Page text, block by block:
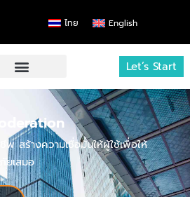
ไทย English
Let’s Start
สร้างความเชื่อมั่นให้ผู้ใช้เพื่อให้
เสมอ